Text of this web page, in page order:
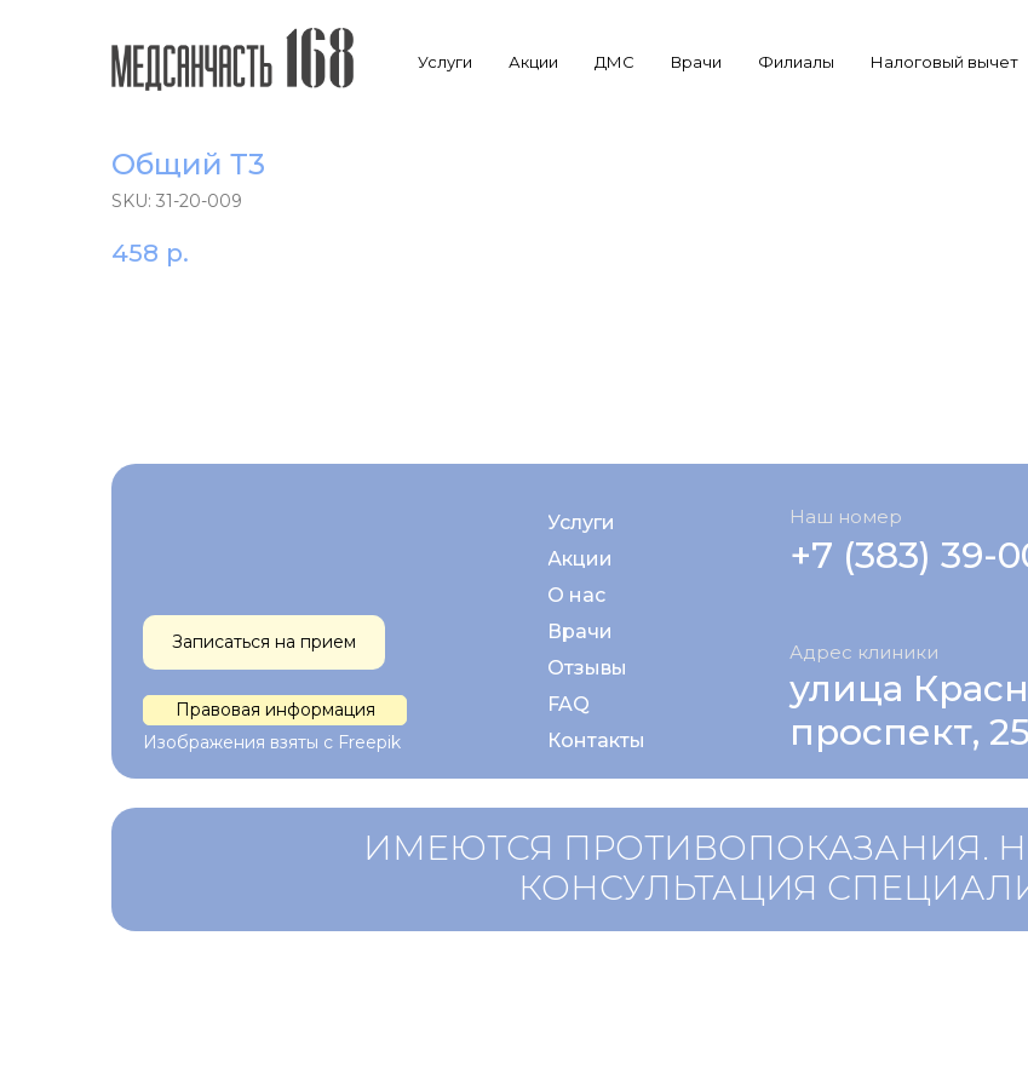
Услуги Акции ДМС Врачи Филиалы Налоговый вычет
Общий Т3
SKU: 31-20-009
458 р.
Услуги
Правовая информация
Акции
Врачи
О нас
+7 (383) 39-
Отзывы
FAQ
Контакты
Наш номер
Адрес клиники
улица
проспект, 25
Записаться на прием
Изображения взяты с Freepik
ИМЕЮТСЯ ПРОТИВОПОКАЗАНИЯ.
КОНСУЛЬТАЦИЯ